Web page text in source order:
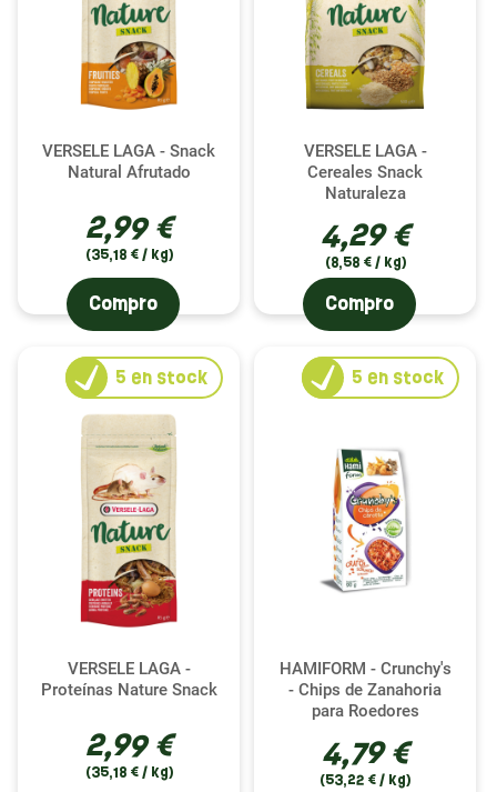
VERSELE LAGA - Snack
Natural Afrutado
2,99 €
(35,18 € / kg)
Compro
VERSELE LAGA -
Cereales Snack
Naturaleza
4,29 €
(8,58 € / kg)
Compro
VERSELE LAGA -
Proteínas Nature Snack
2,99 €
(35,18 € / kg)
5 en stock
HAMIFORM - Crunchy's
- Chips de Zanahoria
para Roedores
4,79 €
(53,22 € / kg)
5 en stock